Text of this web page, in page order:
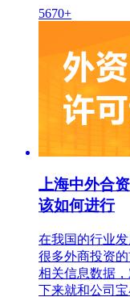
5670+
上海中外合
该如何进行
在我国的行业
很多外商投资
相关信息数据
下来就和公司